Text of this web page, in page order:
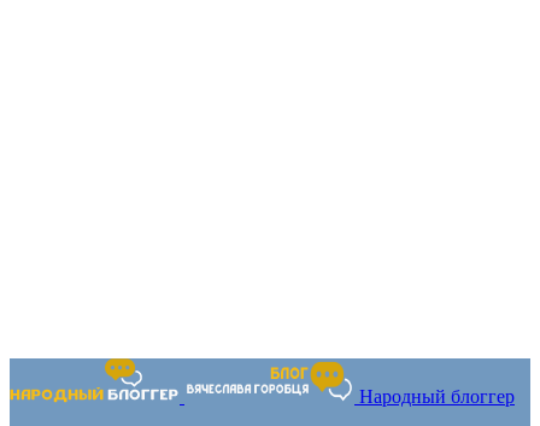
Народный блоггер